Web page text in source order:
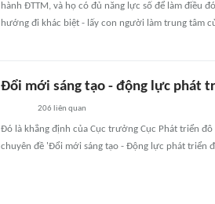
hành ĐTTM, và họ có đủ năng lực số để làm điều
hướng đi khác biệt - lấy con người làm trung tâm
Đổi mới sáng tạo - động lực phát
206 liên quan
Đó là khẳng định của Cục trưởng Cục Phát triển
chuyên đề 'Đổi mới sáng tạo - Động lực phát triển